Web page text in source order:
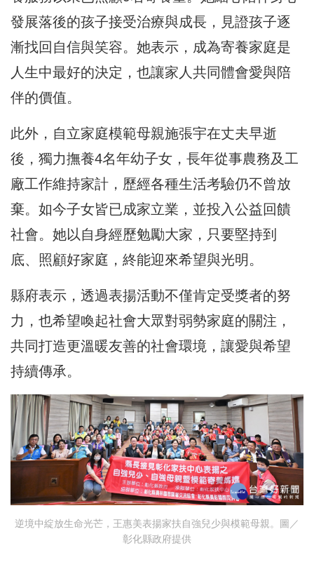
發展落後的孩子接受治療與成長，見證孩子逐
漸找回自信與笑容。她表示，成為寄養家庭是
人生中最好的決定，也讓家人共同體會愛與陪
伴的價值。
此外，自立家庭模範母親施張宇在丈夫早逝
後，獨力撫養4名年幼子女，長年從事農務及工
廠工作維持家計，歷經各種生活考驗仍不曾放
棄。如今子女皆已成家立業，並投入公益回饋
社會。她以自身經歷勉勵大家，只要堅持到
底、照顧好家庭，終能迎來希望與光明。
縣府表示，透過表揚活動不僅肯定受獎者的努
力，也希望喚起社會大眾對弱勢家庭的關注，
共同打造更溫暖友善的社會環境，讓愛與希望
持續傳承。
逆境中綻放生命光芒，王惠美表揚家扶自強兒少與模範母親。圖／
彰化縣政府提供